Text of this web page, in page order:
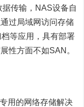
传输，NAS设备自
过局域网访问存储
等应用，具有部署
性方面不如SAN。
用的网络存储解决